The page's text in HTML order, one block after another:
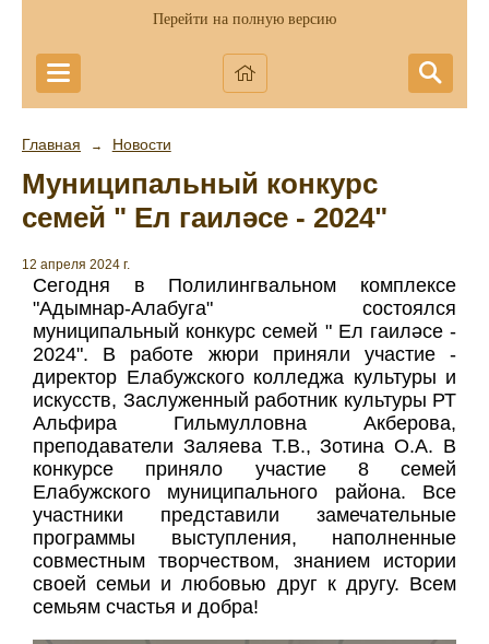
Перейти на полную версию
Главная → Новости
Муниципальный конкурс
семей " Ел гаиләсе - 2024"
12 апреля 2024 г.
Сегодня в Полилингвальном комплексе
"Адымнар-Алабуга" состоялся
муниципальный конкурс семей " Ел гаиләсе -
2024". В работе жюри приняли участие -
директор Елабужского колледжа культуры и
искусств, Заслуженный работник культуры РТ
Альфира Гильмулловна Акберова,
преподаватели Заляева Т.В., Зотина О.А. В
конкурсе приняло участие 8 семей
Елабужского муниципального района. Все
участники представили замечательные
программы выступления, наполненные
совместным творчеством, знанием истории
своей семьи и любовью друг к другу. Всем
семьям счастья и добра!